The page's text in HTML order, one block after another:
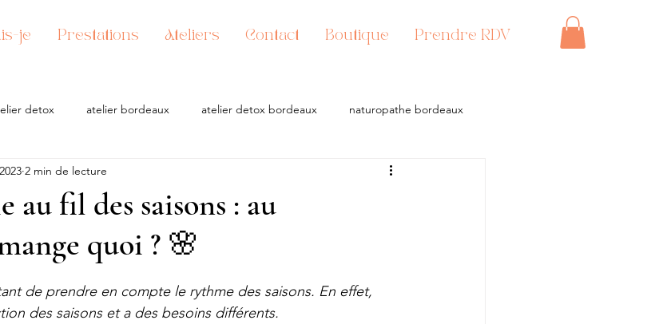
je Prestations Ateliers Contact Boutique Prendre RDV
detox atelier bordeaux atelier detox bordeaux naturopathe bordeaux
au fil des saisons : au
quoi ? 🌸
2 min de lecture
de prendre en compte le rythme des saisons. En effet,
des saisons et a des besoins différents.